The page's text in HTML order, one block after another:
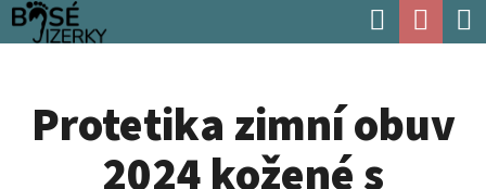
Přejít
na
Hledat
Protetika zimní obuv
2024 kožené s
K
O Zpět
Zpět